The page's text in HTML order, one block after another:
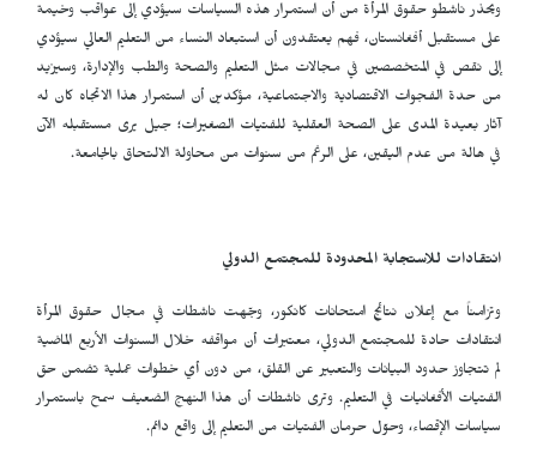
ويحذر ناشطو حقوق المرأة من أن استمرار هذه السياسات سيؤدي إلى عواقب وخيمة
على مستقبل أفغانستان، فهم يعتقدون أن استبعاد النساء من التعليم العالي سيؤدي
إلى نقص في المتخصصين في مجالات مثل التعليم والصحة والطب والإدارة، وسيزيد
من حدة الفجوات الاقتصادية والاجتماعية، مؤكدين أن استمرار هذا الاتجاه كان له
آثار بعيدة المدى على الصحة العقلية للفتيات الصغيرات؛ جيل يرى مستقبله الآن
في هالة من عدم اليقين، على الرغم من سنوات من محاولة الالتحاق بالجامعة.
انتقادات للاستجابة المحدودة للمجتمع الدولي
وتزامناً مع إعلان نتائج امتحانات كانكور، وجّهت ناشطات في مجال حقوق المرأة
انتقادات حادة للمجتمع الدولي، معتبرات أن مواقفه خلال السنوات الأربع الماضية
لم تتجاوز حدود البيانات والتعبير عن القلق، من دون أي خطوات عملية تضمن حق
الفتيات الأفغانيات في التعليم. وترى ناشطات أن هذا النهج الضعيف سمح باستمرار
سياسات الإقصاء، وحوّل حرمان الفتيات من التعليم إلى واقع دائم.